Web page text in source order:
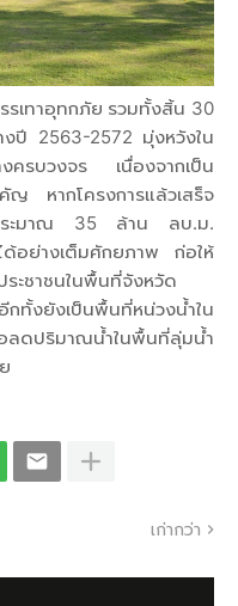
รเทาอุทกภัย รวมทั้งสิ้น 30
งปี 2563-2572 มุ่งหวังใน
ครบวงจร เนื่องจากเป็น
ญ หากโครงการแล้วเสร็จ
ระมาณ 35 ล้าน ลบ.ม.
ได้อย่างเต็มศักยภาพ ก่อให้
ระชาชนในพื้นที่จังหวัด
งยังเป็นพื้นที่หน่วงน้ำใน
ลดปริมาณน้ำในพื้นที่ลุ่มน้ำ
เก่ากว่า